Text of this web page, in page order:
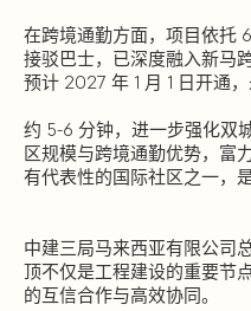
在跨境通勤方面，项目依托
接驳巴士，已深度融入新马
预计 2027 年 1 月 1 日开通
约 5-6 分钟，进一步强化双
区规模与跨境通勤优势，富
有代表性的国际社区之一，
中建三局马来西亚有限公司
顶不仅是工程建设的重要节
的互信合作与高效协同。